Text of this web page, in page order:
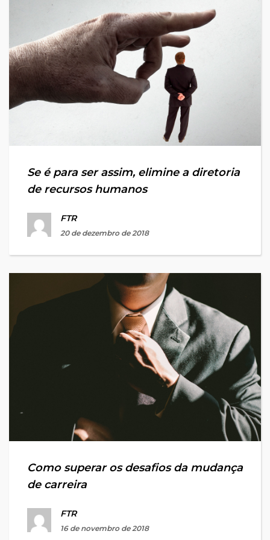
Se é para ser assim, elimine a diretoria
de recursos humanos
FTR
20 de dezembro de 2018
Como superar os desafios da mudança
de carreira
FTR
16 de novembro de 2018